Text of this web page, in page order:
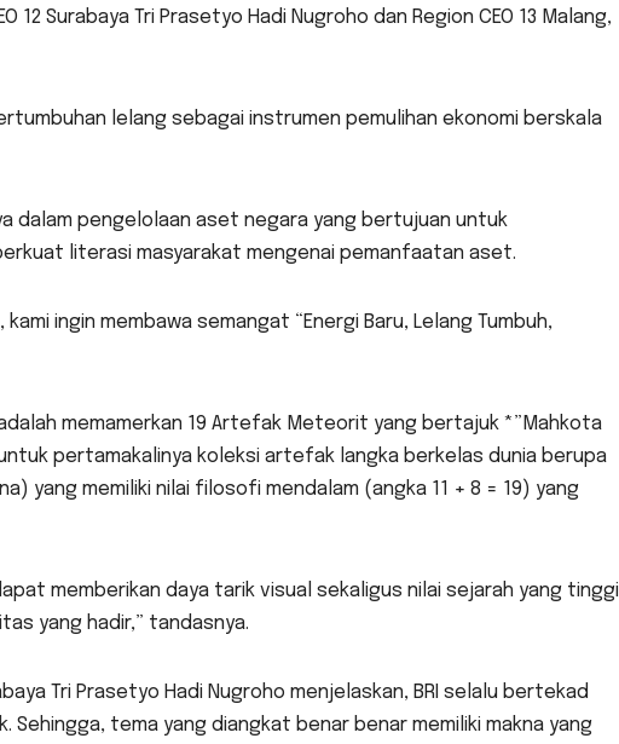
12 Surabaya Tri Prasetyo Hadi Nugroho dan Region CEO 13 Malang,
lelang sebagai instrumen pemulihan ekonomi berskala
dalam pengelolaan aset negara yang bertujuan untuk
literasi masyarakat mengenai pemanfaatan aset.
ingin membawa semangat “Energi Baru, Lelang Tumbuh,
memamerkan 19 Artefak Meteorit yang bertajuk *”Mahkota
pertamakalinya koleksi artefak langka berkelas dunia berupa
yang memiliki nilai filosofi mendalam (angka 11 + 8 = 19) yang
memberikan daya tarik visual sekaligus nilai sejarah yang tinggi
yang hadir,” tandasnya.
Tri Prasetyo Hadi Nugroho menjelaskan, BRI selalu bertekad
tema yang diangkat benar benar memiliki makna yang